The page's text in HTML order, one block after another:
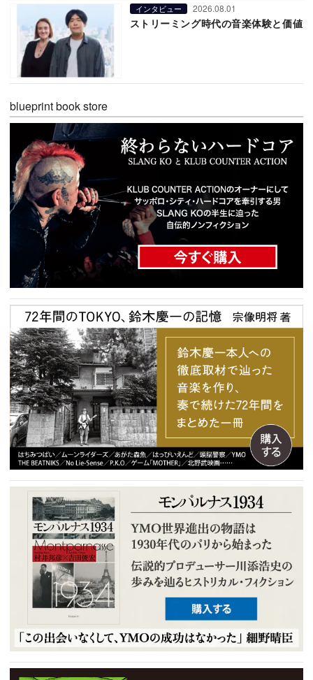
インタビュー 2026.08.01
ストリーミング時代の音楽体験と価値
blueprint book store